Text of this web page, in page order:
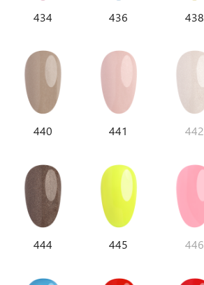
434 436 438
440 441 442
444 445 446